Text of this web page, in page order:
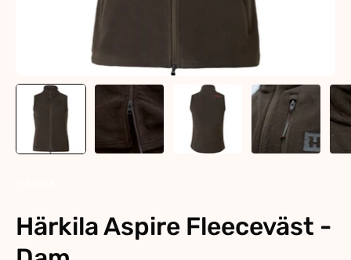
Härkila Aspire Fleeceväst -